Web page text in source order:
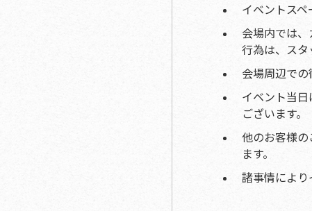
イベントスペ
会場内では
行為は、スタ
会場周辺での
イベント当
ございます。
他のお客様
ます。
諸事情により